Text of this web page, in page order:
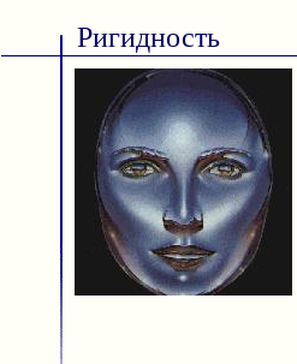
Ригидность